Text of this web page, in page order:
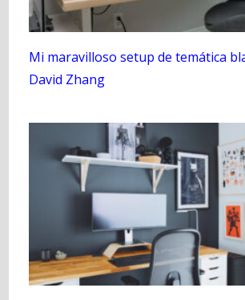
Mi maravilloso setup de temática
David Zhang